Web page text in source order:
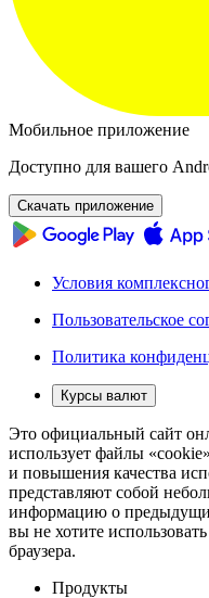
Мобильное приложение
Доступно для вашего
Скачать приложение
Условия
Пользовательское
Политика
Курсы валют
Это официальный сайт
использует файлы
и повышения качества
представляют собой
информацию о
вы не хотите
браузера.
Продукты